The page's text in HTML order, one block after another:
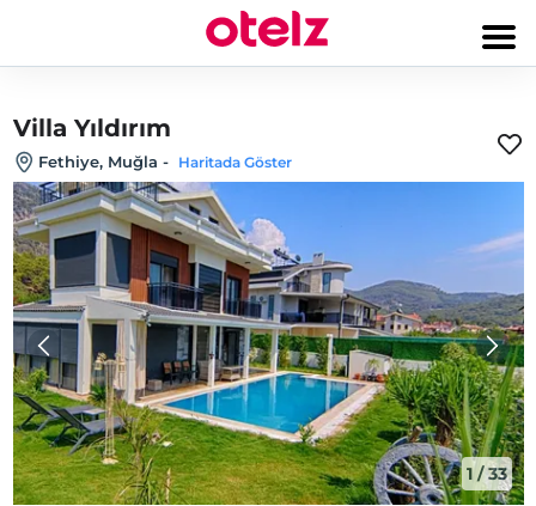
Villa Yıldırım
Fethiye, Muğla - Haritada Göster
1/33